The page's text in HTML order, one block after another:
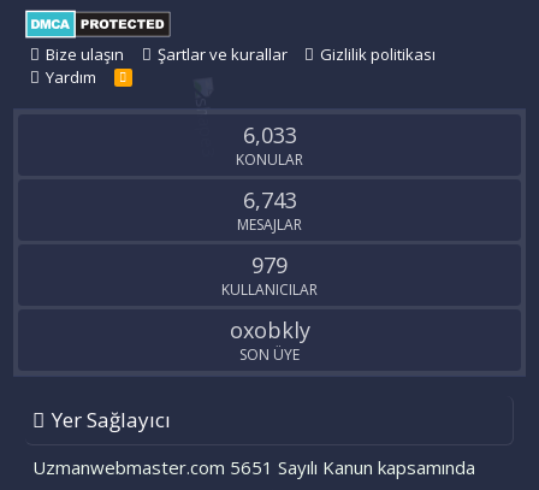
Bize ulaşın Şartlar ve kurallar
Gizlilik politikası
Yardım
R
S
6,033
KONULAR
6,743
MESAJLAR
979
KULLANICILAR
oxobkly
SON ÜYE
Yer Sağlayıcı
Uzmanwebmaster.com 5651 Sayılı Kanun kapsamında